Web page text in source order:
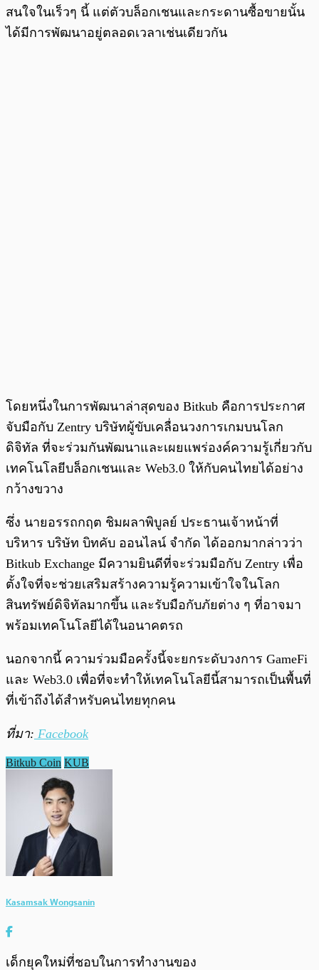
สนใจในเร็วๆ นี้ แต่ตัวบล็อกเชนและกระดานซื้อขายนั้น
ได้มีการพัฒนาอยู่ตลอดเวลาเช่นเดียวกัน
โดยหนึ่งในการพัฒนาล่าสุดของ Bitkub คือการประกาศ
จับมือกับ Zentry บริษัทผู้ขับเคลื่อนวงการเกมบนโลก
ดิจิทัล ที่จะร่วมกันพัฒนาและเผยแพร่องค์ความรู้เกี่ยวกับ
เทคโนโลยีบล็อกเชนและ Web3.0 ให้กับคนไทยได้อย่าง
กว้างขวาง
ซึ่ง นายอรรถกฤต ชิมผลาพิบูลย์ ประธานเจ้าหน้าที่
บริหาร บริษัท บิทคับ ออนไลน์ จำกัด ได้ออกมากล่าวว่า
Bitkub Exchange มีความยินดีที่จะร่วมมือกับ Zentry เพื่อ
ตั้งใจที่จะช่วยเสริมสร้างความรู้ความเข้าใจในโลก
สินทรัพย์ดิจิทัลมากขึ้น และรับมือกับภัยต่าง ๆ ที่อาจมา
พร้อมเทคโนโลยีได้ในอนาคตรถ
นอกจากนี้ ความร่วมมือครั้งนี้จะยกระดับวงการ GameFi
และ Web3.0 เพื่อที่จะทำให้เทคโนโลยีนี้สามารถเป็นพื้นที่
ที่เข้าถึงได้สำหรับคนไทยทุกคน
ที่มา: Facebook
Bitkub Coin KUB
Kasamsak Wongsanin
เด็กยุคใหม่ที่ชอบในการทำงานของ